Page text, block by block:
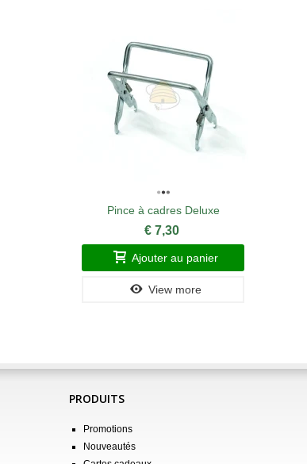
Pince à cadres Deluxe
€ 7,30
Ajouter au panier
View more
PRODUITS
Promotions
Nouveautés